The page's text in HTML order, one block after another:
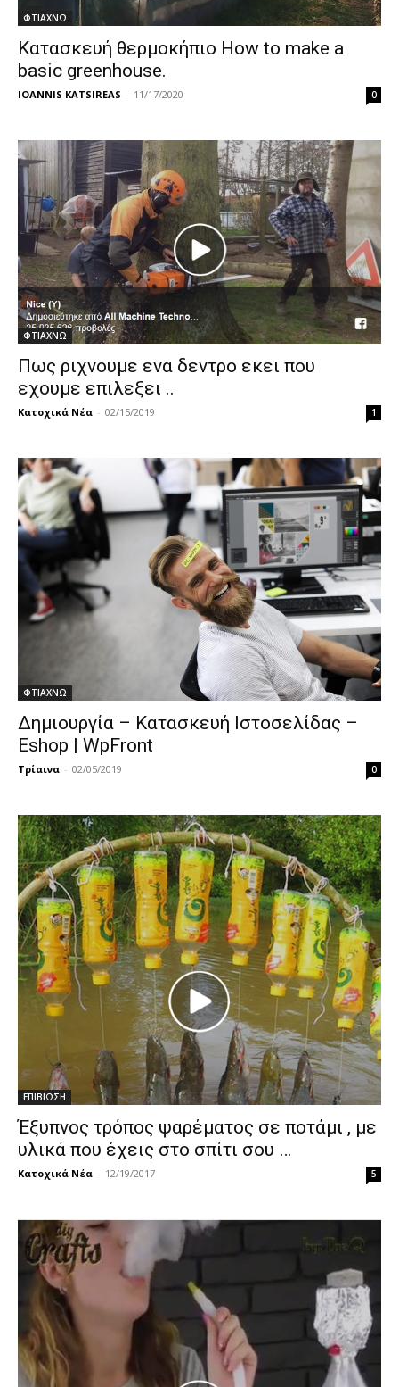
ΦΤΙΑΧΝΩ
Κατασκευή θερμοκήπιο How to make a
basic greenhouse.
IOANNIS KATSIREAS - 11/17/2020 0
ΦΤΙΑΧΝΩ
Πως ριχνουμε ενα δεντρο εκει που
εχουμε επιλεξει ..
Κατοχικά Νέα - 02/15/2019 1
ΦΤΙΑΧΝΩ
Δημιουργία – Κατασκευή Ιστοσελίδας –
Eshop | WpFront
Τρίαινα - 02/05/2019 0
ΕΠΙΒΙΩΣΗ
Έξυπνος τρόπος ψαρέματος σε ποτάμι , με
υλικά που έχεις στο σπίτι σου …
Κατοχικά Νέα - 12/19/2017 5